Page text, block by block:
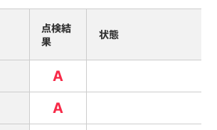
点検結
果
状態
A
A